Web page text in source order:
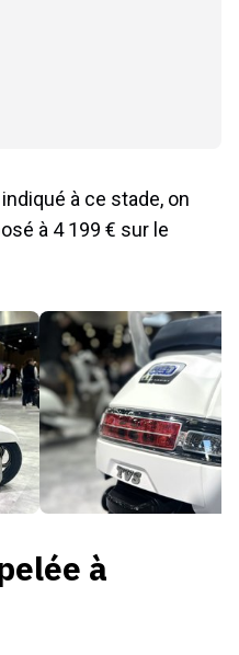
à ce stade, on
à 4 199 € sur le
à